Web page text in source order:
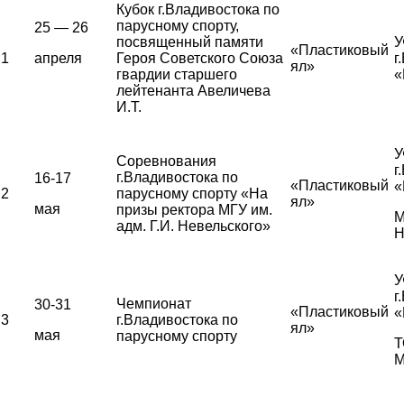
1
25 — 26
апреля
Кубок г.Владивостока по
парусному спорту,
посвященный памяти
Героя Советского Союза
гвардии старшего
лейтенанта Авеличева
И.Т.
«Пластиковый
ял»
2
16-17
мая
Соревнования
г.Владивостока по
парусному спорту «На
призы ректора МГУ им.
адм. Г.И. Невельского»
«Пластиковый
ял»
3
30-31
мая
Чемпионат
г.Владивостока по
парусному спорту
«Пластиковый
ял»